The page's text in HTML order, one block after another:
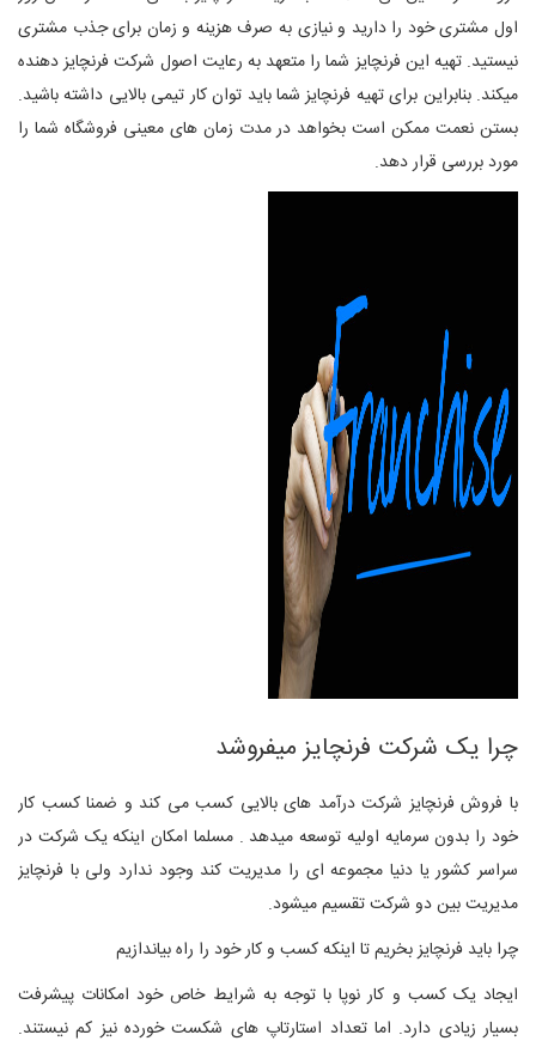
اول مشتری خود را دارید و نیازی به صرف هزینه و زمان برای جذب مشتری
نیستید. تهیه این فرنچایز شما را متعهد به رعایت اصول شرکت فرنچایز دهنده
میکند. بنابراین برای تهیه فرنچایز شما باید توان کار تیمی بالایی داشته باشید.
بستن نعمت ممکن است بخواهد در مدت زمان های معینی فروشگاه شما را
مورد بررسی قرار دهد.
چرا یک شرکت فرنچایز میفروشد
با فروش فرنچایز شرکت درآمد های بالایی کسب می کند و ضمنا کسب کار
خود را بدون سرمایه اولیه توسعه میدهد . مسلما امکان اینکه یک شرکت در
سراسر کشور یا دنیا مجموعه ای را مدیریت کند وجود ندارد ولی با فرنچایز
مدیریت بین دو شرکت تقسیم میشود.
چرا باید فرنچایز بخریم تا اینکه کسب و کار خود را راه بیاندازیم
ایجاد یک کسب و کار نوپا با توجه به شرایط خاص خود امکانات پیشرفت
بسیار زیادی دارد. اما تعداد استارتاپ های شکست خورده نیز کم نیستند.